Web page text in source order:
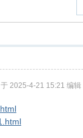
2025-4-21 15:21 编辑